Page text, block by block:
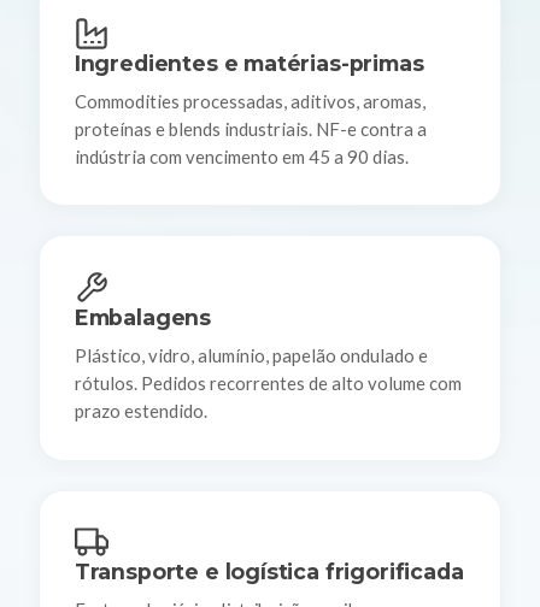
Ingredientes e matérias-primas
Commodities processadas, aditivos, aromas,
proteínas e blends industriais. NF-e contra a
indústria com vencimento em 45 a 90 dias.
Embalagens
Plástico, vidro, alumínio, papelão ondulado e
rótulos. Pedidos recorrentes de alto volume com
prazo estendido.
Transporte e logística frigorificada